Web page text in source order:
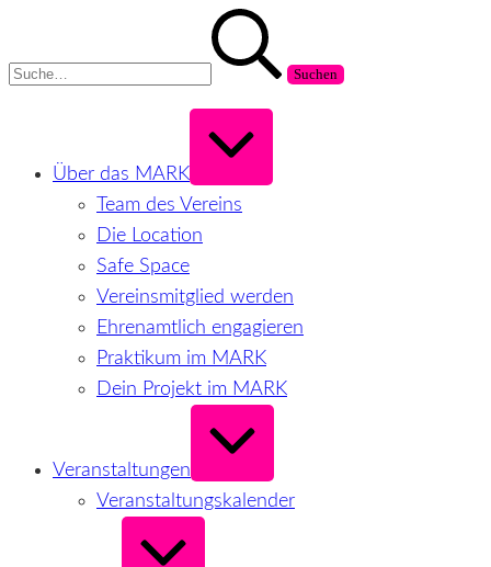
springen
Über das MARK
Erweitern
Team des Vereins
Die Location
Safe Space
Vereinsmitglied werden
Ehrenamtlich engagieren
Praktikum im MARK
Dein Projekt im MARK
Veranstaltungen
Erweitern
Veranstaltungskalender
Erweitern